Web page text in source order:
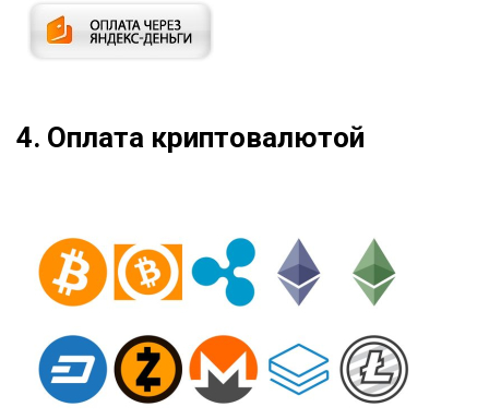
4. Оплата криптовалютой